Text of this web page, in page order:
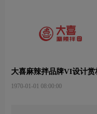
大喜麻辣拌品牌VI设计赏
1970-01-01 08:00:00